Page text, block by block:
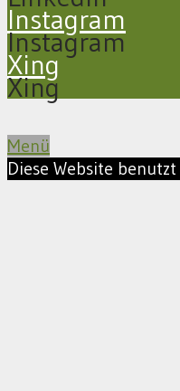
Instagram
Instagram
Xing
Xing
Menü
Diese Website